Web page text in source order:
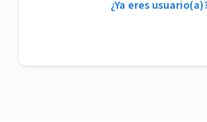
¿Ya eres